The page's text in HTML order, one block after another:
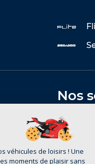
Nos
Reprise
Notre